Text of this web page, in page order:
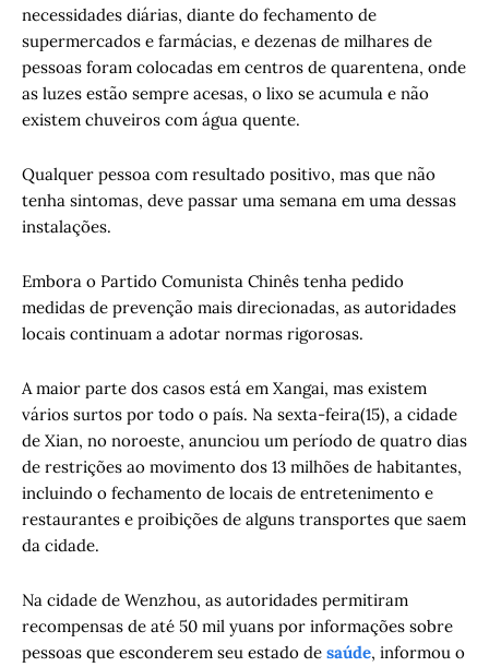
necessidades diárias, diante do fechamento de
supermercados e farmácias, e dezenas de milhares de
pessoas foram colocadas em centros de quarentena, onde
as luzes estão sempre acesas, o lixo se acumula e não
existem chuveiros com água quente.
Qualquer pessoa com resultado positivo, mas que não
tenha sintomas, deve passar uma semana em uma dessas
instalações.
Embora o Partido Comunista Chinês tenha pedido
medidas de prevenção mais direcionadas, as autoridades
locais continuam a adotar normas rigorosas.
A maior parte dos casos está em Xangai, mas existem
vários surtos por todo o país. Na sexta-feira(15), a cidade
de Xian, no noroeste, anunciou um período de quatro dias
de restrições ao movimento dos 13 milhões de habitantes,
incluindo o fechamento de locais de entretenimento e
restaurantes e proibições de alguns transportes que saem
da cidade.
Na cidade de Wenzhou, as autoridades permitiram
recompensas de até 50 mil yuans por informações sobre
pessoas que esconderem seu estado de saúde, informou o